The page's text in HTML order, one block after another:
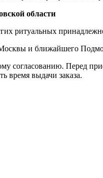
области
ритуальных
и ближайшего
согласованию. Перед
время выдачи заказа.